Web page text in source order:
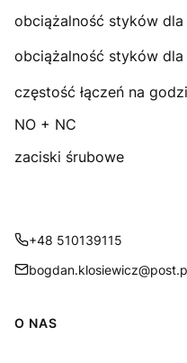
obciążalność styków dla
obciążalność styków dla
częstość łączeń na
NO + NC
zaciski śrubowe
+48 510139115
Linki w stopce
O NAS